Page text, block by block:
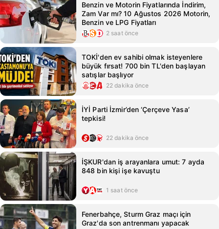
Benzin ve Motorin Fiyatlarında İndirim,
Zam Var mı? 10 Ağustos 2026 Motorin,
Benzin ve LPG Fiyatları
2 saat önce
TOKİ'den ev sahibi olmak isteyenlere
büyük fırsat! 700 bin TL'den başlayan
satışlar başlıyor
22 dakika önce
İYİ Parti İzmir’den ‘Çerçeve Yasa’
tepkisi!
22 dakika önce
İŞKUR'dan iş arayanlara umut: 7 ayda
848 bin kişi işe kavuştu
1 saat önce
Fenerbahçe, Sturm Graz maçı için
Graz'da son antrenmanı yapacak